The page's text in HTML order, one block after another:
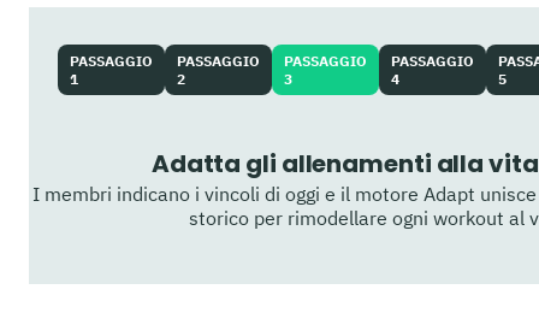
PASSAGGIO
1
PASSAGGIO
2
PASSAGGIO
3
Adatta gli allenamenti alla
I membri indicano i vincoli di oggi e il motore Adapt
storico per rimodellare ogni workout al
PASSAGGIO
4
5